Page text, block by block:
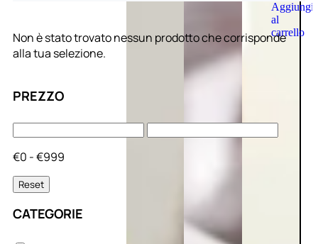
Aggiungi
al
carrello
PREZZO
€0 - €999
Reset
CATEGORIE
Non è stato trovato nessun prodotto che corrisponde
alla tua selezione.